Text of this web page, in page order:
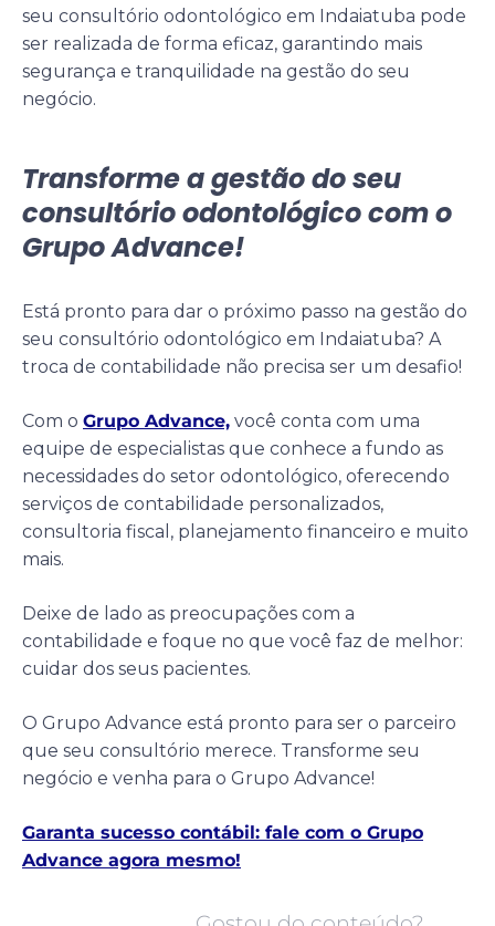
seu consultório odontológico em Indaiatuba pode
ser realizada de forma eficaz, garantindo mais
segurança e tranquilidade na gestão do seu
negócio.
Transforme a gestão do seu
consultório odontológico com o
Grupo Advance!
Está pronto para dar o próximo passo na gestão do
seu consultório odontológico em Indaiatuba? A
troca de contabilidade não precisa ser um desafio!
Com o Grupo Advance, você conta com uma
equipe de especialistas que conhece a fundo as
necessidades do setor odontológico, oferecendo
serviços de contabilidade personalizados,
consultoria fiscal, planejamento financeiro e muito
mais.
Deixe de lado as preocupações com a
contabilidade e foque no que você faz de melhor:
cuidar dos seus pacientes.
O Grupo Advance está pronto para ser o parceiro
que seu consultório merece. Transforme seu
negócio e venha para o Grupo Advance!
Garanta sucesso contábil: fale com o Grupo
Advance agora mesmo!